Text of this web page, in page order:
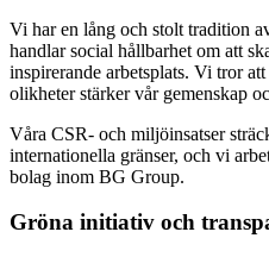
Vi har en lång och stolt tradition
handlar social hållbarhet om att
inspirerande arbetsplats. Vi tror
olikheter stärker vår gemenskap
Våra CSR- och miljöinsatser
internationella gränser, och vi
bolag inom BG Group.
Gröna initiativ och